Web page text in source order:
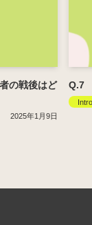
の戦後はど
2025年1月9日
Q.7